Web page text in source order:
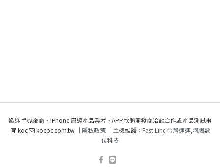
歡迎手機廠商、iPhone 周邊產品業者、APP軟體開發商洽談合作或產品測試事
宜 koc
kocpc.com.tw ｜ 隱私政策｜主機維護： Fast Line 台灣速連,阿腸數
位科技